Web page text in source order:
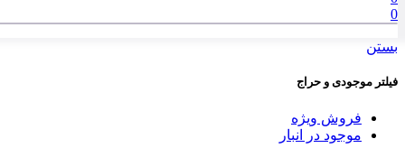
0
بستن
فیلتر موجودی و حراج
فروش ویژه
موجود در انبار